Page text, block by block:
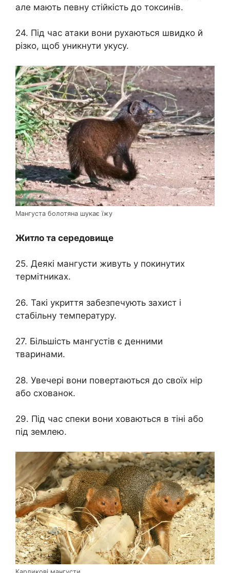
але мають певну стійкість до токсинів.
24. Під час атаки вони рухаються швидко й
різко, щоб уникнути укусу.
Мангуста болотяна шукає їжу
Житло та середовище
25. Деякі мангусти живуть у покинутих
термітниках.
26. Такі укриття забезпечують захист і
стабільну температуру.
27. Більшість мангустів є денними
тваринами.
28. Увечері вони повертаються до своїх нір
або схованок.
29. Під час спеки вони ховаються в тіні або
під землею.